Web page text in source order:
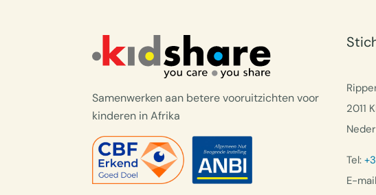
Samenwerken aan betere vooruitzichten voor
kinderen in Afrika
2011
Tel:
E-